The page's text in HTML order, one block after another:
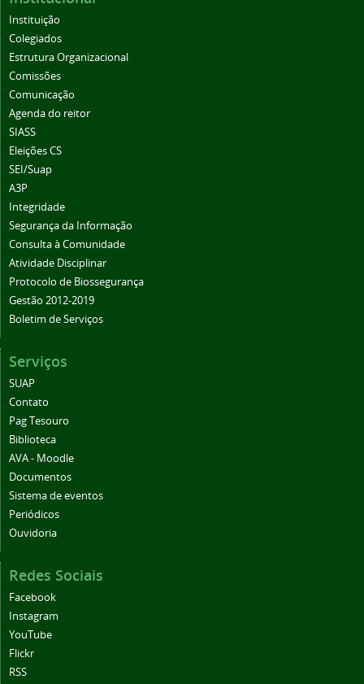
Instituição
Colegiados
Estrutura Organizacional
Comissões
Comunicação
Agenda do reitor
SIASS
Eleições CS
SEI/Suap
A3P
Integridade
Segurança da Informação
Consulta à Comunidade
Atividade Disciplinar
Protocolo de Biossegurança
Gestão 2012-2019
Boletim de Serviços
Serviços
SUAP
Contato
Pag Tesouro
Biblioteca
AVA - Moodle
Documentos
Sistema de eventos
Periódicos
Ouvidoria
Redes Sociais
Facebook
Instagram
YouTube
Flickr
RSS